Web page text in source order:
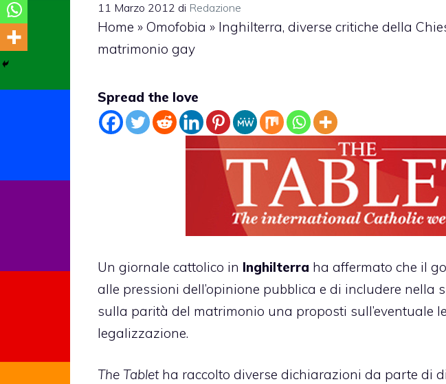
11 Marzo 2012 di Redazione
Home » Omofobia » Inghilterra, diverse critiche della
matrimonio gay
Spread the love
Un giornale cattolico in Inghilterra ha affermato che il
alle pressioni dell’opinione pubblica e di includere nella
sulla parità del matrimonio una proposti sull’eventuale
legalizzazione.
The Tabletha raccolto diverse dichiarazioni da parte di